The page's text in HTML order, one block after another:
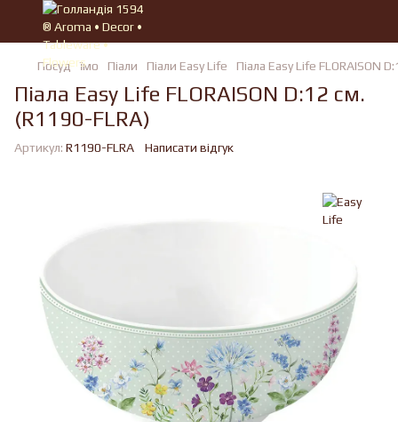
Посуд їмо Пiали Пiали Easy Life Піала Easy Life FLORAISON
Піала Easy Life FLORAISON D:12 см.
(R1190-FLRA)
Артикул: R1190-FLRA Написати відгук